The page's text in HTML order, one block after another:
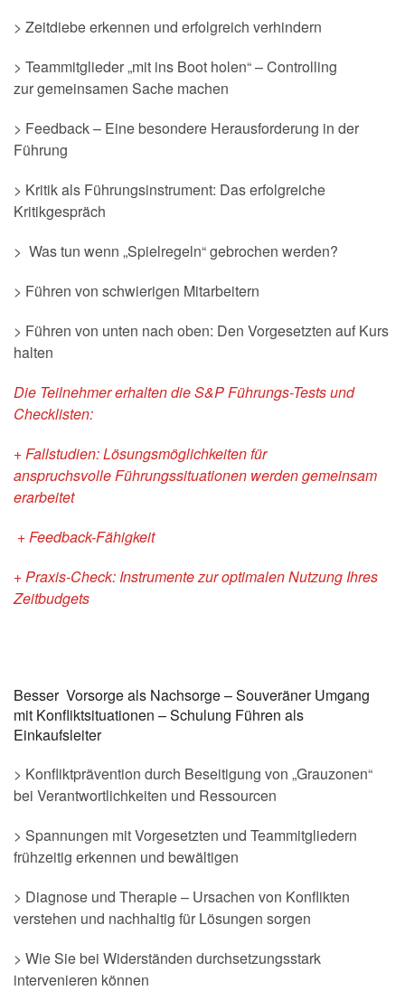
> Zeitdiebe erkennen und erfolgreich verhindern
> Teammitglieder „mit ins Boot holen“ – Controlling
zur gemeinsamen Sache machen
> Feedback – Eine besondere Herausforderung in der
Führung
> Kritik als Führungsinstrument: Das erfolgreiche
Kritikgespräch
> Was tun wenn „Spielregeln“ gebrochen werden?
> Führen von schwierigen Mitarbeitern
> Führen von unten nach oben: Den Vorgesetzten auf Kurs
halten
Die Teilnehmer erhalten die S&P Führungs-Tests und
Checklisten:
+ Fallstudien: Lösungsmöglichkeiten für
anspruchsvolle Führungssituationen werden gemeinsam
erarbeitet
+ Feedback-Fähigkeit
+ Praxis-Check: Instrumente zur optimalen Nutzung Ihres
Zeitbudgets
Besser Vorsorge als Nachsorge – Souveräner Umgang
mit Konfliktsituationen – Schulung Führen als
Einkaufsleiter
> Konfliktprävention durch Beseitigung von „Grauzonen“
bei Verantwortlichkeiten und Ressourcen
> Spannungen mit Vorgesetzten und Teammitgliedern
frühzeitig erkennen und bewältigen
> Diagnose und Therapie – Ursachen von Konflikten
verstehen und nachhaltig für Lösungen sorgen
> Wie Sie bei Widerständen durchsetzungsstark
intervenieren können